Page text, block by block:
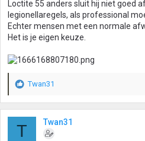
Loctite 55 anders sluit hij niet goed
legionellaregels, als professional
Echter mensen met een normale
Het is je eigen keuze.
W
a
Twan31
T Twan31